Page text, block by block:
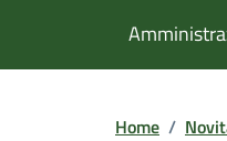
Home /